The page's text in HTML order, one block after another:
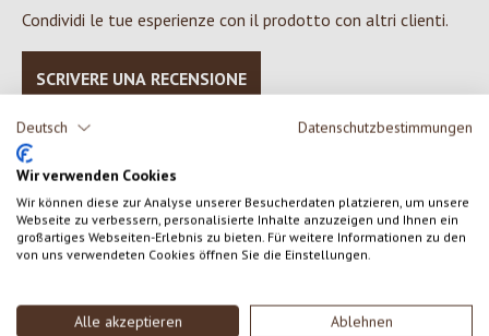
Deutsch Datenschutzbestimmungen
Wir verwenden Cookies
Wir können diese zur Analyse unserer Besucherdaten platzieren, um unsere
Webseite zu verbessern, personalisierte Inhalte anzuzeigen und Ihnen ein
großartiges Webseiten-Erlebnis zu bieten. Für weitere Informationen zu den
von uns verwendeten Cookies öffnen Sie die Einstellungen.
Alle akzeptieren Ablehnen
Condividi le tue esperienze con il prodotto con altri clienti.
SCRIVERE UNA RECENSIONE
Visualizza le valutazioni solo nella lingua corrente.
Nessuna recensione trovata Condividi le tue opinioni
con gli altri.